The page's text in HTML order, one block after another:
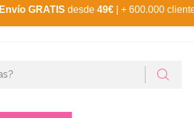
Envío GRATIS desde 49€ | + 600.000